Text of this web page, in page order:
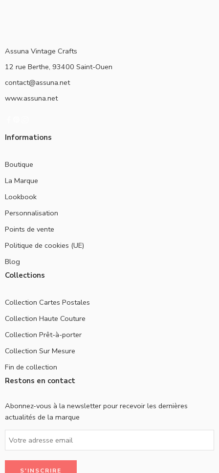
Assuna Vintage Crafts
12 rue Berthe, 93400 Saint-Ouen
contact@assuna.net
www.assuna.net
Informations
Boutique
La Marque
Lookbook
Personnalisation
Points de vente
Politique de cookies (UE)
Blog
Collections
Collection Cartes Postales
Collection Haute Couture
Collection Prêt-à-porter
Collection Sur Mesure
Fin de collection
Restons en contact
Abonnez-vous à la newsletter pour recevoir les dernières
actualités de la marque